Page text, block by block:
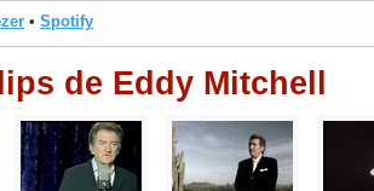
• Spotify
de Eddy Mitchell